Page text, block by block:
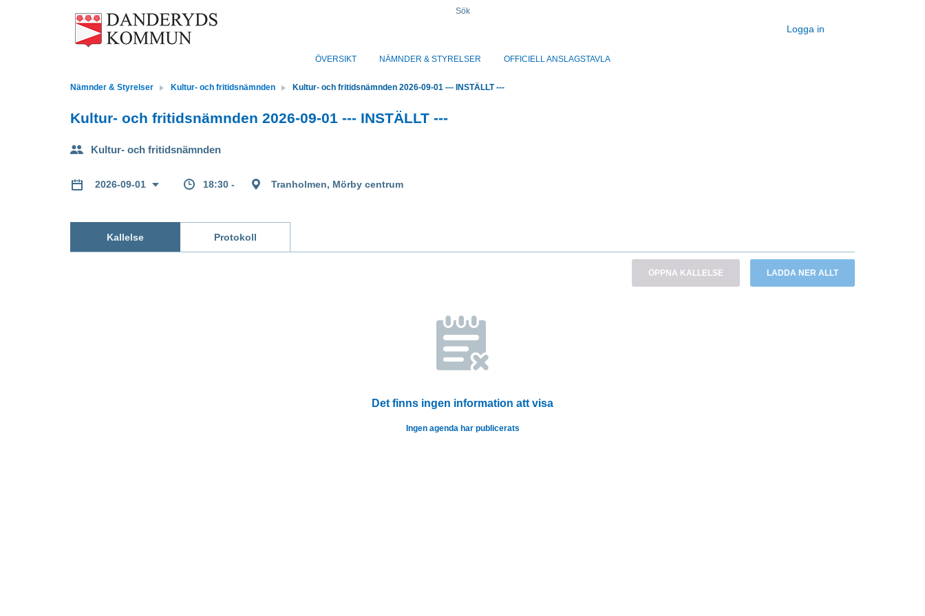
Sök
Logga in
ÖVERSIKT NÄMNDER & STYRELSER OFFICIELL ANSLAGSTAVLA
Nämnder & Styrelser Kultur- och fritidsnämnden Kultur- och fritidsnämnden 2026-09-01 --- INSTÄLLT ---
Kultur- och fritidsnämnden 2026-09-01 --- INSTÄLLT ---
Kultur- och fritidsnämnden
2026-09-01 18:30 - Tranholmen, Mörby centrum
Kallelse Protokoll
ÖPPNA KALLELSE LADDA NER ALLT
Det finns ingen information att visa
Ingen agenda har publicerats